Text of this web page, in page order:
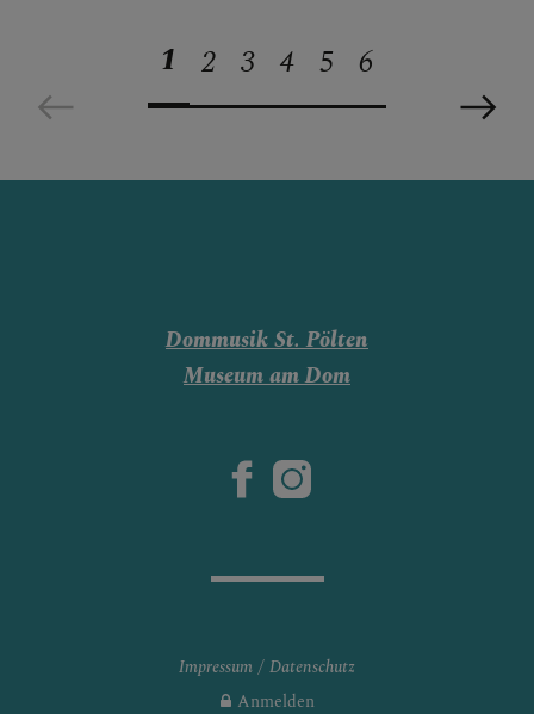
1 2 3 4 5 6
Dommusik St. Pölten
Museum am Dom
Impressum
Datenschutz
Anmelden